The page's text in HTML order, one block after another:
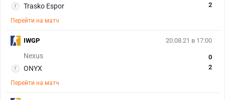
Trasko Espor
2
Перейти на матч
20.08.21 в 17:00
Nexus
ONYX
0
2
Перейти на матч
IWGP